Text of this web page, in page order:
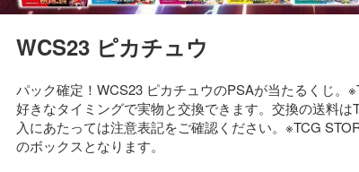
WCS23 ピカチュウ
パック確定！WCS23 ピカチュウのPSAが当たるくじ。
好きなタイミングで実物と交換できます。交換の送料
入にあたっては注意表記をご確認ください。※TCG
のボックスとなります。